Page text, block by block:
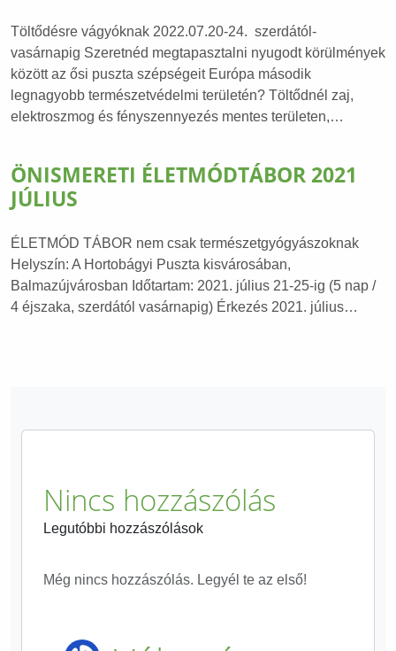
Töltődésre vágyóknak 2022.07.20-24. szerdától-
vasárnapig Szeretnéd megtapasztalni nyugodt körülmények
között az ősi puszta szépségeit Európa második
legnagyobb természetvédelmi területén? Töltődnél zaj,
elektroszmog és fényszennyezés mentes területen,…
ÖNISMERETI ÉLETMÓDTÁBOR 2021
JÚLIUS
ÉLETMÓD TÁBOR nem csak természetgyógyászoknak
Helyszín: A Hortobágyi Puszta kisvárosában,
Balmazújvárosban Időtartam: 2021. július 21-25-ig (5 nap /
4 éjszaka, szerdától vasárnapig) Érkezés 2021. július…
Nincs hozzászólás
Legutóbbi hozzászólások
Még nincs hozzászólás. Legyél te az első!